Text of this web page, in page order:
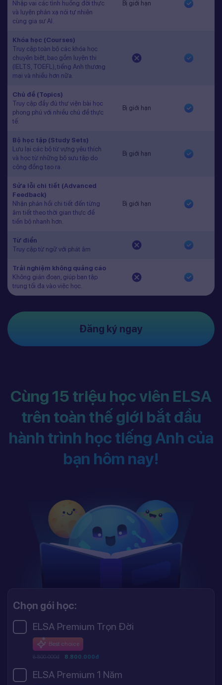
Nhập vai các tình huống đời thực
và luyện phản xạ nói tự nhiên
cùng gia sư AI.
Bị giới hạn
Khóa học (Courses)
Truy cập toàn bộ các khóa học
chuyên biệt, bao gồm luyện thi
(IELTS, TOEFL), tiếng Anh thương
mại và nhiều hơn nữa.
Chủ đề (Topics)
Truy cập đầy đủ thư viện bài học
phong phú với nhiều chủ đề thực
tế.
Bị giới hạn
Bộ học tập (Study Sets)
Lưu lại các bộ từ vựng yêu thích
và học từ những bộ sưu tập do
cộng đồng tạo ra.
Bị giới hạn
Sửa lỗi chi tiết (Advanced
Feedback)
Nhận phản hồi chi tiết đến từng
âm tiết theo thời gian thực để
tiến bộ nhanh hơn.
Bị giới hạn
Từ điển
Truy cập từ ngữ với phát âm
Trải nghiệm không quảng cáo
Không gián đoạn, giúp bạn tập
trung tối đa vào việc học.
Đăng ký ngay
Cùng 15 triệu học viên ELSA
trên toàn thế giới bắt đầu
hành trình học tiếng Anh của
bạn hôm nay!
Chọn gói học:
ELSA Premium Trọn Đời
Best choice
8.800.000đ 8.800.000đ
ELSA Premium 1 Năm